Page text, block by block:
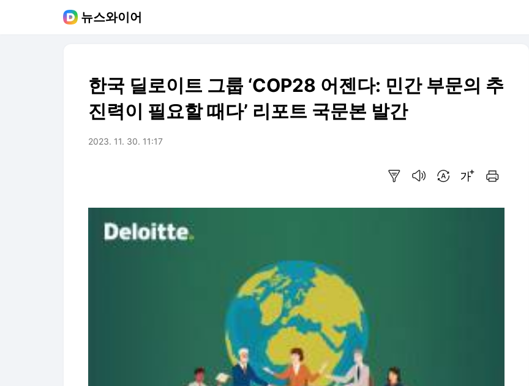
뉴스와이어
한국 딜로이트 그룹 ‘COP28 어젠다: 민간 부문의 추
진력이 필요할 때다’ 리포트 국문본 발간
2023. 11. 30. 11:17